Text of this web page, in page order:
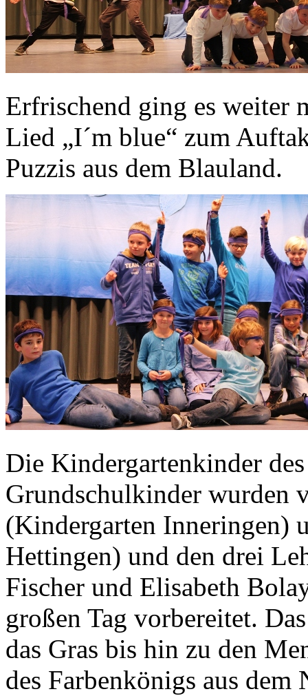
Erfrischend ging es weiter
Lied „I´m blue“ zum
Puzzis aus dem Blauland.
Die Kindergartenkinder
Grundschulkinder wurden
(Kindergarten Inneringen)
Hettingen) und den drei
Fischer und Elisabeth
großen Tag vorbereitet.
das Gras bis hin zu den
des Farbenkönigs aus